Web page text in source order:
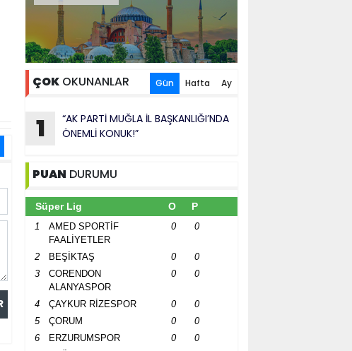
ÇOK OKUNANLAR Gün Hafta Ay
1
“AK PARTİ MUĞLA İL BAŞKANLIĞI’NDA
ÖNEMLİ KONUK!”
PUAN DURUMU
Süper Lig O P
1
AMED SPORTİF
FAALİYETLER
0 0
2 BEŞİKTAŞ 0
0
3
CORENDON
ALANYASPOR
0 0
4 ÇAYKUR RİZESPOR 0
0
5
ÇORUM 0
0
6
ERZURUMSPOR 0
0